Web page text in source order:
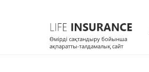
Өмірді сақтандыру бойынша
ақпаратты-талдамалық сайт